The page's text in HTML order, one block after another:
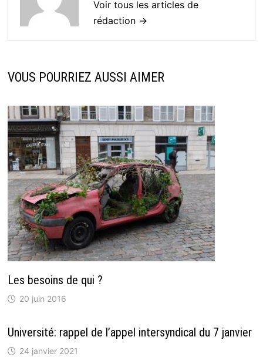
Voir tous les articles de
rédaction →
VOUS POURRIEZ AUSSI AIMER
Les besoins de qui ?
20 juin 2016
Université: rappel de l’appel intersyndical du 7 janvier
24 janvier 2021